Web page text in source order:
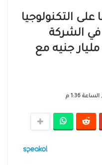
التكنولوجيا
في الشركة
الألمانية تقفز إلى 4.11 مليار جنيه مع